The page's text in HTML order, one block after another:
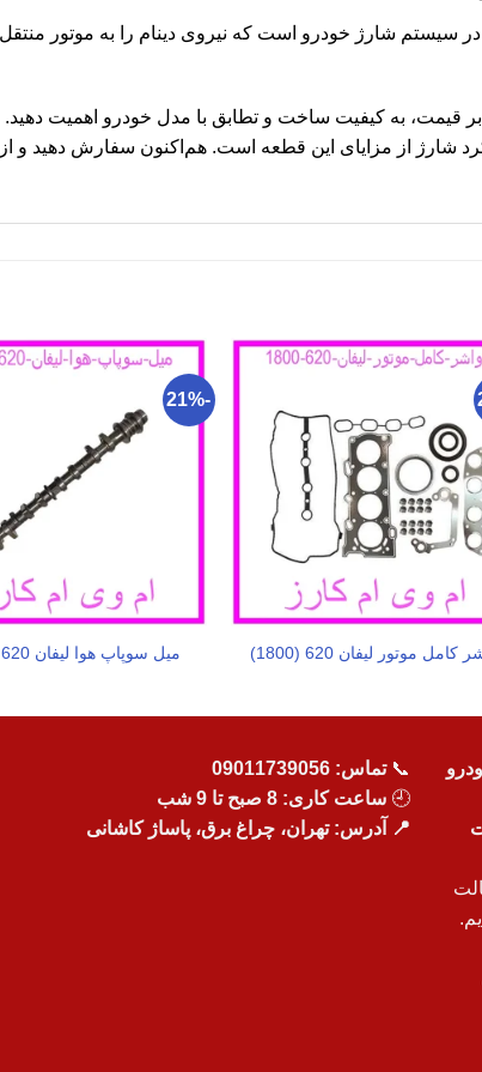
قطعه‌ای ضروری در سیستم شارژ خودرو است که نیروی دینام را به
تسمه دینام لیفان 620، علاوه بر قیمت، به کیفیت ساخت و تطابق با مدل
از مزایای این قطعه است. هم‌اکنون سفارش دهید و از
کامل موتور لیفان 620 (1800)
-21%
میل سوپاپ هوا لیفان 620 (1800)
📞تماس: 09011739056
🕘 ساعت کاری: 8 صبح تا 9 شب
📍 آدرس: تهران، چراغ برق، پاساژ کاشانی